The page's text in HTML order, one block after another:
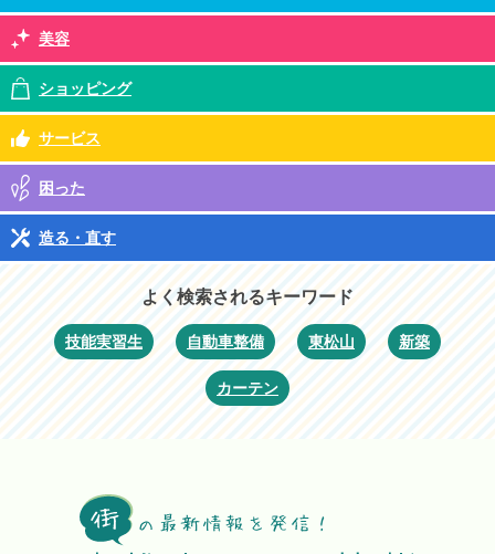
美容
ショッピング
サービス
困った
造る・直す
よく検索されるキーワード
技能実習生 自動車整備 東松山 新築
カーテン